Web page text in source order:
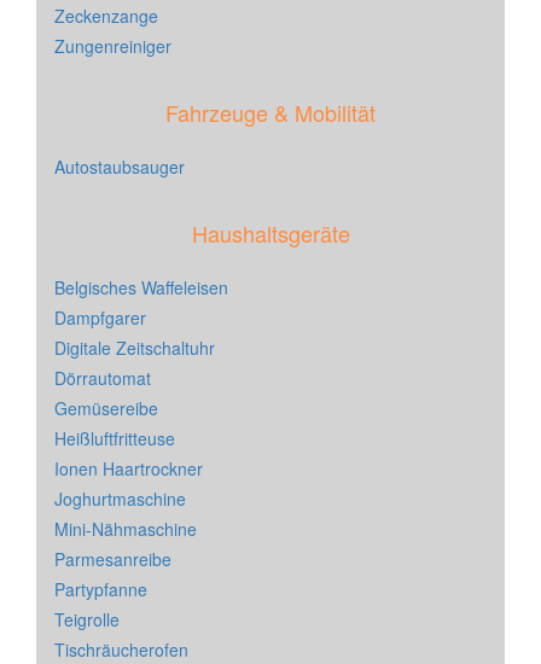
Zeckenzange
Zungenreiniger
Fahrzeuge & Mobilität
Autostaubsauger
Haushaltsgeräte
Belgisches Waffeleisen
Dampfgarer
Digitale Zeitschaltuhr
Dörrautomat
Gemüsereibe
Heißluftfritteuse
Ionen Haartrockner
Joghurtmaschine
Mini-Nähmaschine
Parmesanreibe
Partypfanne
Teigrolle
Tischräucherofen